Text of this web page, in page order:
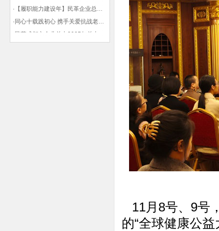
·【履职能力建设年】民革企业总支部联合多地民革基层组织发起“夏日送清凉”活动 致敬“乡镇美容师”
·同心十载践初心 携手关爱抗战老兵——民革企业总支部 十年帮扶抗战老兵工作纪实
11月8号、9号
的“全球健康公